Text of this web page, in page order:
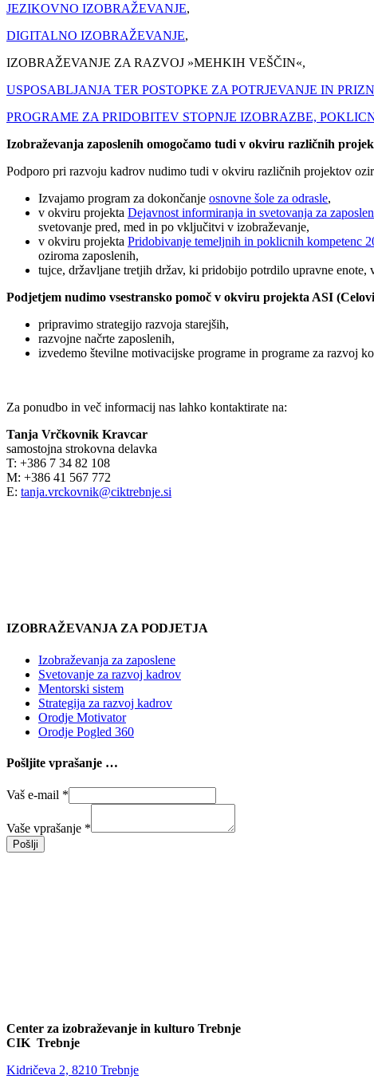
JEZIKOVNO IZOBRAŽEVANJE,
DIGITALNO IZOBRAŽEVANJE,
IZOBRAŽEVANJE ZA RAZVOJ »MEHKIH VEŠČIN«,
USPOSABLJANJA TER POSTOPKE ZA POTRJEVANJE IN
PROGRAME ZA PRIDOBITEV STOPNJE IZOBRAZBE,
Izobraževanja zaposlenih omogočamo tudi v okviru različnih
Podporo pri razvoju kadrov nudimo tudi v okviru različnih projektov
Izvajamo program za dokončanje osnovne šole za odrasle,
v okviru projekta Dejavnost informiranja in svetovanja za
svetovanje pred, med in po vključitvi v izobraževanje,
v okviru projekta Pridobivanje temeljnih in poklicnih kompetenc
oziroma zaposlenih,
tujce, državljane tretjih držav, ki pridobijo potrdilo upravne enote,
Podjetjem nudimo vsestransko pomoč v okviru projekta ASI
pripravimo strategijo razvoja starejših,
razvojne načrte zaposlenih,
izvedemo številne motivacijske programe in programe za razvoj
Za ponudbo in več informacij nas lahko kontaktirate na:
Tanja Vrčkovnik Kravcar
samostojna strokovna delavka
T: +386 7 34 82 108
M: +386 41 567 772
E: tanja.vrckovnik@ciktrebnje.si
IZOBRAŽEVANJA ZA PODJETJA
Izobraževanja za zaposlene
Svetovanje za razvoj kadrov
Mentorski sistem
Strategija za razvoj kadrov
Orodje Motivator
Orodje Pogled 360
Pošljite vprašanje …
Vaš e-mail *
Vaše vprašanje *
Pošlji
Center za izobraževanje in kulturo Trebnje
CIK Trebnje
Kidričeva 2, 8210 Trebnje